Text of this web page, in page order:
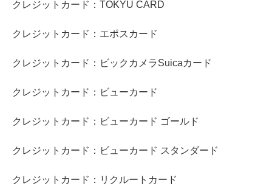
クレジットカード：TOKYU CARD
クレジットカード：エポスカード
クレジットカード：ビックカメラSuicaカード
クレジットカード：ビューカード
クレジットカード：ビューカード ゴールド
クレジットカード：ビューカード スタンダード
クレジットカード：リクルートカード